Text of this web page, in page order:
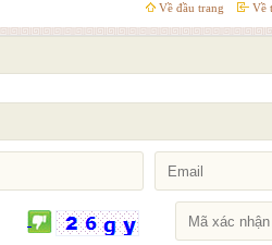
Về đầu trang Về